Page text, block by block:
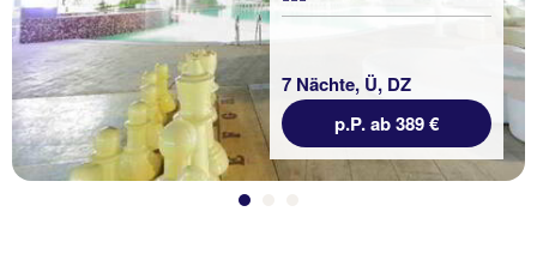
7 Nächte, Ü, DZ
p.P. ab 389 €